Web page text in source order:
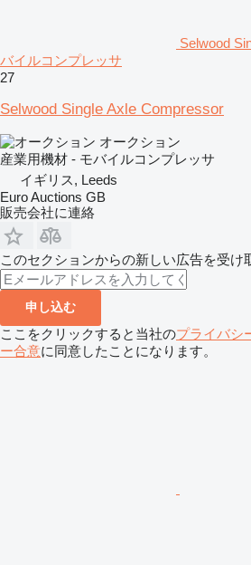
Selwood
バイルコンプレッサ
27
Selwood Single Axle Compressor
オークション
産業用機材 - モバイルコンプレッサ
イギリス, Leeds
Euro Auctions GB
販売会社に連絡
このセクションからの新しい広告を受け
申し込む
ここをクリックすると当社のプライバシ
ー合意に同意したことになります。